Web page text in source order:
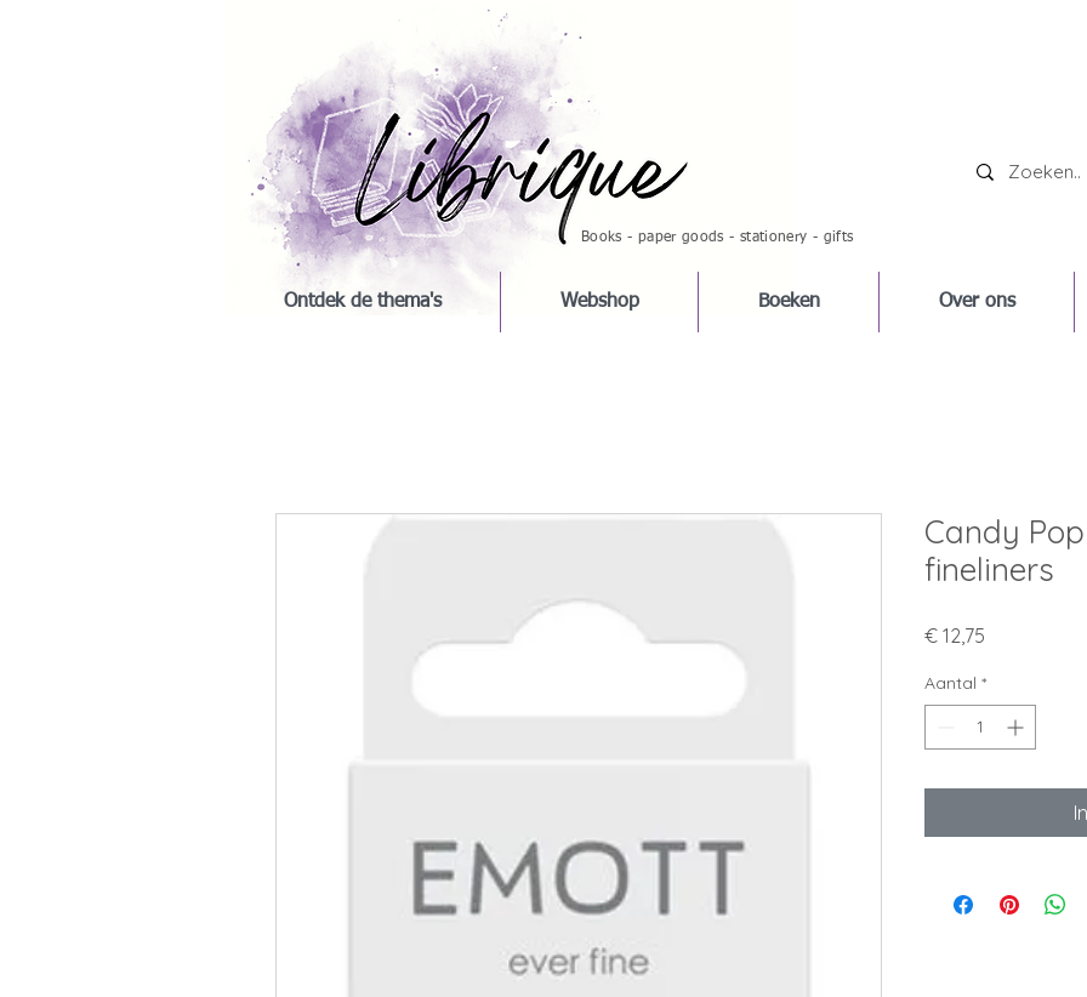
Ontdek de thema's Webshop Boeken Over ons
Books - paper goods - stationery - gifts
Candy
fineliners
€ 12,75
Aantal *